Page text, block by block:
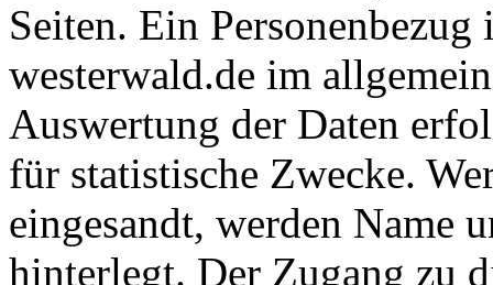
Seiten. Ein
westerwald.de im
Auswertung der Daten
für statistische Zwecke.
eingesandt, werden Name
hinterlegt. Der Zugang zu